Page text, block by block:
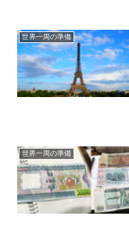
世界一周の準備
世界一周の準備